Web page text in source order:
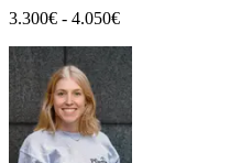
3.300€ - 4.050€